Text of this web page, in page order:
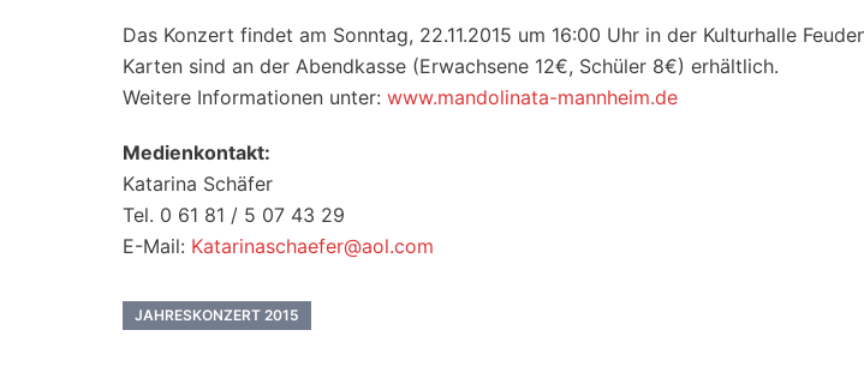
Das Konzert findet am Sonntag, 22.11.2015 um 16:00 Uhr in der Kulturhalle
Karten sind an der Abendkasse (Erwachsene 12€, Schüler 8€) erhältlich.
Weitere Informationen unter: www.mandolinata-mannheim.de
Medienkontakt:
Katarina Schäfer
Tel. 0 61 81 / 5 07 43 29
E-Mail: Katarinaschaefer@aol.com
JAHRESKONZERT 2015